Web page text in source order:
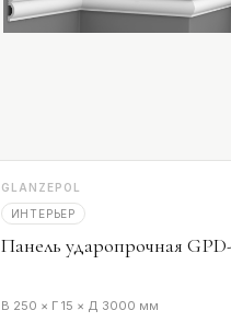
GLANZEPOL
ИНТЕРЬЕР
Панель ударопрочная
В 250 × Г 15 × Д 3000 мм